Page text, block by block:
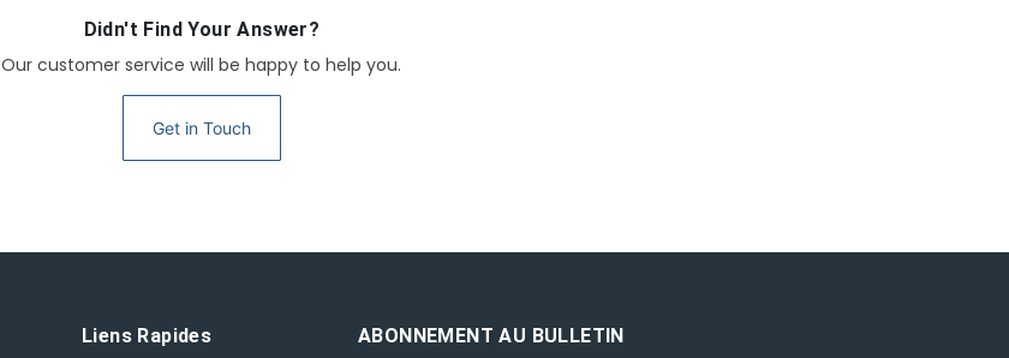
Didn't Find Your Answer?
Our customer service will be happy to help you.
Get in Touch
Liens Rapides ABONNEMENT AU BULLETIN